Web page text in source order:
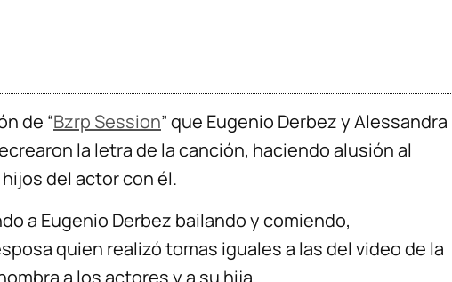
de “Bzrp Session” que Eugenio Derbez y Alessandra
la letra de la canción, haciendo alusión al
del actor con él.
a Eugenio Derbez bailando y comiendo,
quien realizó tomas iguales a las del video de la
a los actores y a su hija.